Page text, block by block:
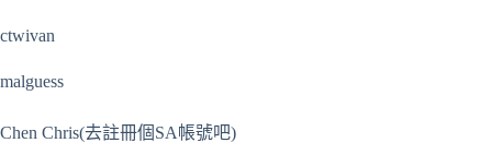
ctwivan
malguess
Chen Chris(去註冊個SA帳號吧)